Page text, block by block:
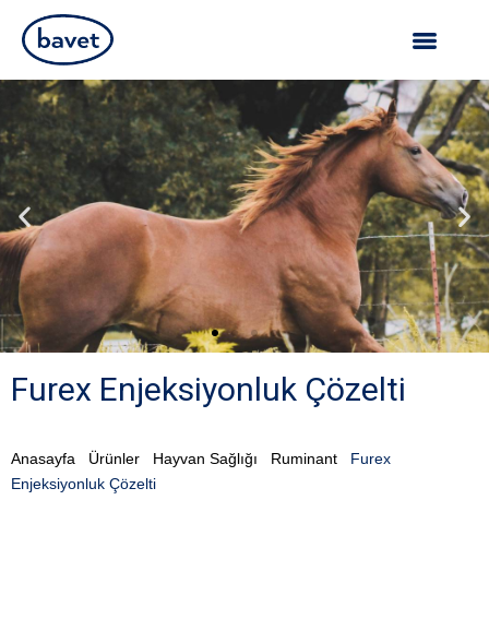
Furex Enjeksiyonluk Çözelti
Anasayfa Ürünler Hayvan Sağlığı Ruminant
Furex
Enjeksiyonluk Çözelti